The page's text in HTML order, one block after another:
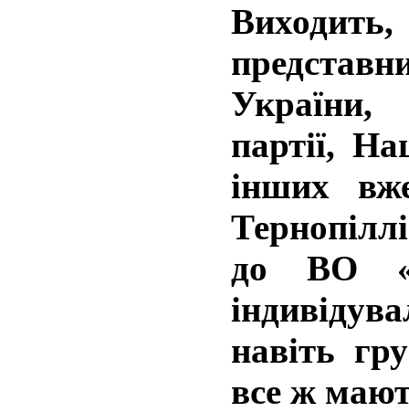
України,
партії,
інших
до ВО
навіть
все ж